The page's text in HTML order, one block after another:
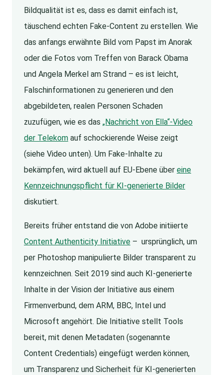
Bildqualität ist es, dass es damit einfach ist,
täuschend echten Fake-Content zu erstellen. Wie
das anfangs erwähnte Bild vom Papst im Anorak
oder die Fotos vom Treffen von Barack Obama
und Angela Merkel am Strand – es ist leicht,
Falschinformationen zu generieren und den
abgebildeten, realen Personen Schaden
zuzufügen, wie es das „Nachricht von Ella“-Video
der Telekom auf schockierende Weise zeigt
(siehe Video unten). Um Fake-Inhalte zu
bekämpfen, wird aktuell auf EU-Ebene über eine
Kennzeichnungspflicht für KI-generierte Bilder
diskutiert.
Bereits früher entstand die von Adobe initiierte
Content Authenticity Initiative – ursprünglich, um
per Photoshop manipulierte Bilder transparent zu
kennzeichnen. Seit 2019 sind auch KI-generierte
Inhalte in der Vision der Initiative aus einem
Firmenverbund, dem ARM, BBC, Intel und
Microsoft angehört. Die Initiative stellt Tools
bereit, mit denen Metadaten (sogenannte
Content Credentials) eingefügt werden können,
um Transparenz und Sicherheit für KI-generierten